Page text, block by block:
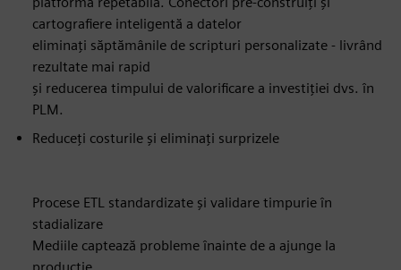
cartografiere inteligentă a datelor
eliminați săptămânile de scripturi personalizate - livrând
rezultate mai rapid
și reducerea timpului de valorificare a investiției dvs. în
PLM.
Reduceți costurile și eliminați surprizele
Procese ETL standardizate și validare timpurie în
stadializare
Mediile captează probleme înainte de a ajunge la